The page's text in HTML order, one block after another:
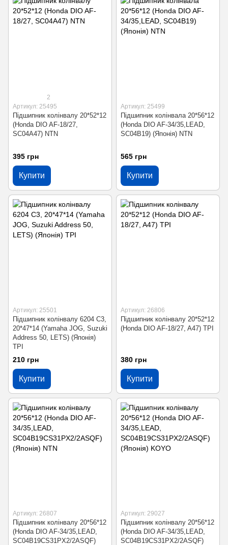
2
Артикул: 25495
Підшипник колінвалу 20*52*12
(Honda DIO AF-18/27,
SC04A47) NTN
395 грн
Купити
Артикул: 25499
Підшипник колінвала 20*56*12
(Honda DIO AF-34/35,LEAD,
SC04B19) (Японія) NTN
565 грн
Купити
Артикул: 25501
Підшипник колінвалу 6204 C3,
20*47*14 (Yamaha JOG, Suzuki
Address 50, LETS) (Японія)
TPI
210 грн
Купити
Артикул: 26806
Підшипник колінвалу 20*52*12
(Honda DIO AF-18/27, A47) TPI
380 грн
Купити
Артикул: 26807
Підшипник колінвалу 20*56*12
(Honda DIO AF-34/35,LEAD,
SC04B19CS31PX2/2ASQF)
Артикул: 29027
Підшипник колінвалу 20*56*12
(Honda DIO AF-34/35,LEAD,
SC04B19CS31PX2/2ASQF)